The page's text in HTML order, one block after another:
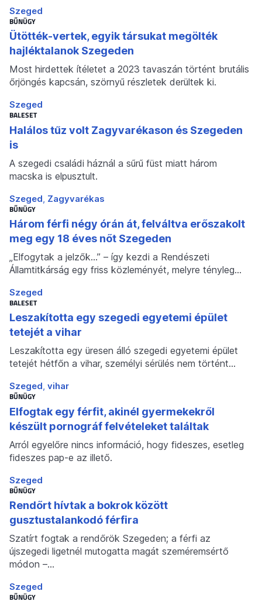
Szeged
BŰNÜGY
Ütötték-vertek, egyik társukat megölték
hajléktalanok Szegeden
Most hirdettek ítéletet a 2023 tavaszán történt brutális
őrjöngés kapcsán, szörnyű részletek derültek ki.
Szeged
BALESET
Halálos tűz volt Zagyvarékason és Szegeden
is
A szegedi családi háznál a sűrű füst miatt három
macska is elpusztult.
Szeged Zagyvarékas
BŰNÜGY
Három férfi négy órán át, felváltva erőszakolt
meg egy 18 éves nőt Szegeden
„Elfogytak a jelzők…” – így kezdi a Rendészeti
Államtitkárság egy friss közleményét, melyre tényleg…
Szeged
BALESET
Leszakította egy szegedi egyetemi épület
tetejét a vihar
Leszakította egy üresen álló szegedi egyetemi épület
tetejét hétfőn a vihar, személyi sérülés nem történt…
Szeged vihar
BŰNÜGY
Elfogtak egy férfit, akinél gyermekekről
készült pornográf felvételeket találtak
Arról egyelőre nincs információ, hogy fideszes, esetleg
fideszes pap-e az illető.
Szeged
BŰNÜGY
Rendőrt hívtak a bokrok között
gusztustalankodó férfira
Szatírt fogtak a rendőrök Szegeden; a férfi az
újszegedi ligetnél mutogatta magát szeméremsértő
módon –…
Szeged
BŰNÜGY